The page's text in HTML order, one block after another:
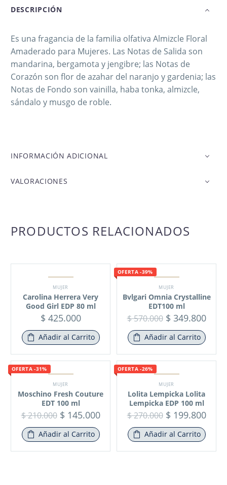
DESCRIPCIÓN
Es una fragancia de la familia olfativa Almizcle Floral
Amaderado para Mujeres. Las Notas de Salida son
mandarina, bergamota y jengibre; las Notas de
Corazón son flor de azahar del naranjo y gardenia; las
Notas de Fondo son vainilla, haba tonka, almizcle,
sándalo y musgo de roble.
INFORMACIÓN ADICIONAL
VALORACIONES
PRODUCTOS RELACIONADOS
MUJER
Carolina Herrera Very
Good Girl EDP 80 ml
$ 425.000
Añadir al Carrito
OFERTA -39%
MUJER
Bvlgari Omnia Crystalline
EDT100 ml
$570.000 $ 349.800
Añadir al Carrito
OFERTA -31%
MUJER
Moschino Fresh Couture
EDT 100 ml
$210.000 $ 145.000
Añadir al Carrito
OFERTA -26%
MUJER
Lolita Lempicka Lolita
Lempicka EDP 100 ml
$270.000 $ 199.800
Añadir al Carrito